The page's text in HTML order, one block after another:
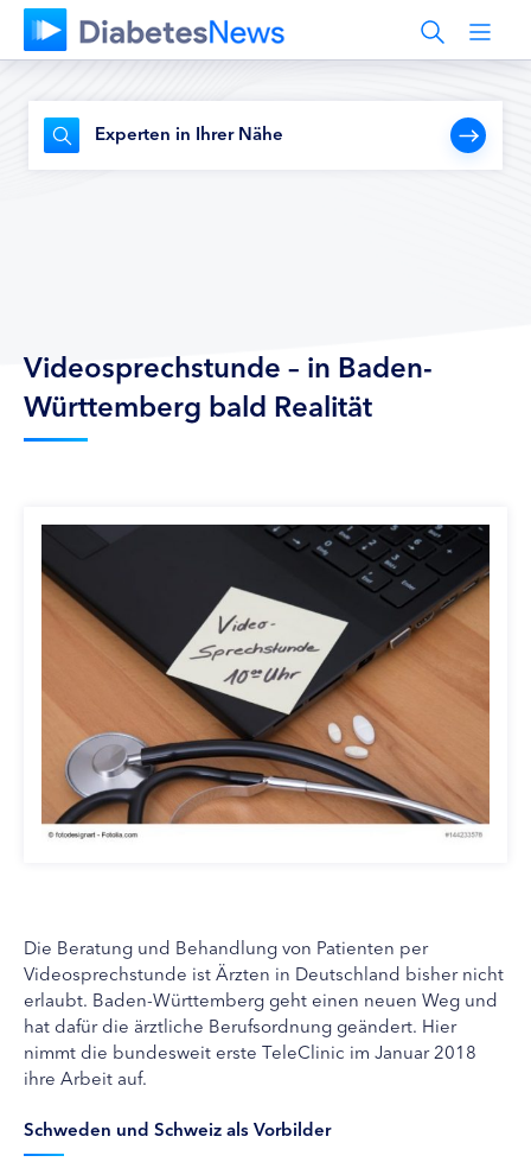
Experten in Ihrer Nähe
Videosprechstunde – in Baden-
Württemberg bald Realität
Die Beratung und Behandlung von Patienten per
Videosprechstunde ist Ärzten in Deutschland bisher nicht
erlaubt. Baden-Württemberg geht einen neuen Weg und
hat dafür die ärztliche Berufsordnung geändert. Hier
nimmt die bundesweit erste TeleClinic im Januar 2018
ihre Arbeit auf.
Schweden und Schweiz als Vorbilder